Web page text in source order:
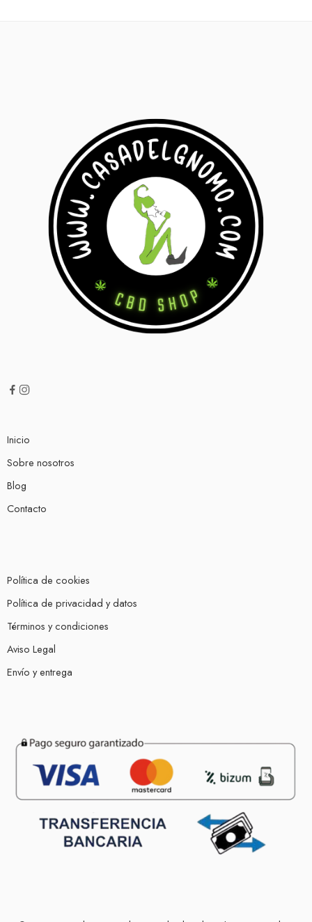
Inicio
Sobre nosotros
Blog
Contacto
Política de cookies
Política de privacidad y datos
Términos y condiciones
Aviso Legal
Envío y entrega